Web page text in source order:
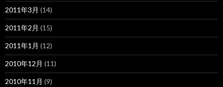
2011年3月 (14)
2011年2月 (15)
2011年1月 (12)
2010年12月 (11)
2010年11月 (9)